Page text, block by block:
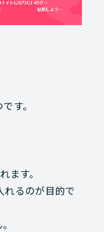
す。
ます。
れるのが目的で